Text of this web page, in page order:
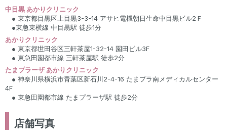
中目黒 あかりクリニック
● 東京都目黒区上目黒3-3-14 アサヒ電機朝日生命中目黒ビル2Ｆ
●東急東横線 中目黒駅 徒歩1分‍
あかりクリニック
● 東京都世田谷区三軒茶屋1-32-14 園田ビル3F
● 東急田園都市線 三軒茶屋駅 徒歩2分
たまプラーザ あかりクリニック
● 神奈川県横浜市青葉区新石川2-4-16 たまプラ南メディカルセンター
4F
● 東急田園都市線 たまプラーザ駅 徒歩2分
店舗写真